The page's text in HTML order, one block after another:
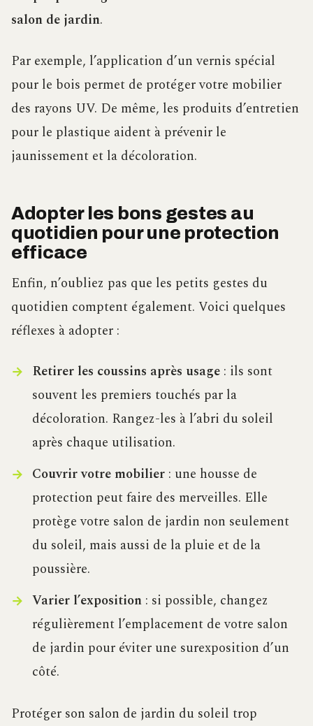
salon de jardin.
Par exemple, l’application d’un vernis spécial
pour le bois permet de protéger votre mobilier
des rayons UV. De même, les produits d’entretien
pour le plastique aident à prévenir le
jaunissement et la décoloration.
Adopter les bons gestes au
quotidien pour une protection
efficace
Enfin, n’oubliez pas que les petits gestes du
quotidien comptent également. Voici quelques
réflexes à adopter :
Retirer les coussins après usage: ils sont
souvent les premiers touchés par la
décoloration. Rangez-les à l’abri du soleil
après chaque utilisation.
Couvrir votre mobilier: une housse de
protection peut faire des merveilles. Elle
protège votre salon de jardin non seulement
du soleil, mais aussi de la pluie et de la
poussière.
Varier l’exposition: si possible, changez
régulièrement l’emplacement de votre salon
de jardin pour éviter une surexposition d’un
côté.
Protéger son salon de jardin du soleil trop